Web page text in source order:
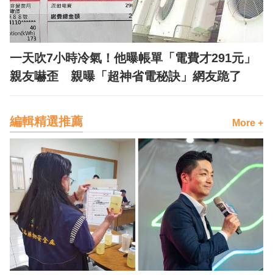
一天吹7小時冷氣！他曝帳單「電費才291元」
親友嚇歪 親曝「超神省電秘訣」網友跪了
編輯精選推薦 More +